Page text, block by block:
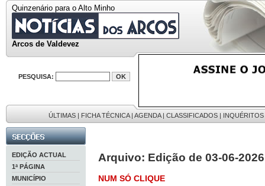
Quinzenário para o Alto Minho
Arcos de Valdevez
PESQUISA:
ÚLTIMAS | FICHA TÉCNICA| AGENDA| CLASSIFICADOS | INQUÉRITOS
EDIÇÃO ACTUAL
1ª PÁGINA
MUNICÍPIO
Arquivo: Edição de 03-06-2026
NUM SÓ CLIQUE